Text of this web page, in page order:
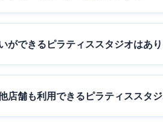
ができるピラティススタジオはあ
店舗も利用できるピラティススタ